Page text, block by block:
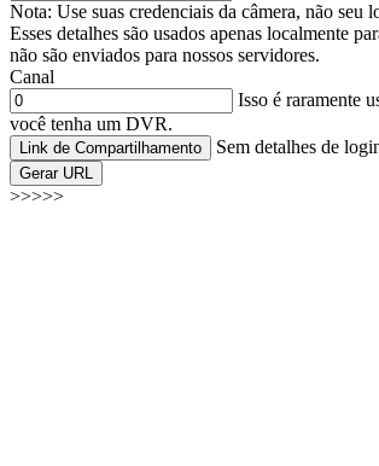
Nota: Use suas credenciais da câmera, não seu
Esses detalhes são usados apenas localmente
não são enviados para nossos servidores.
Canal
Isso é raramente
você tenha um DVR.
Link de Compartilhamento Sem detalhes de
Gerar URL
>>>>>